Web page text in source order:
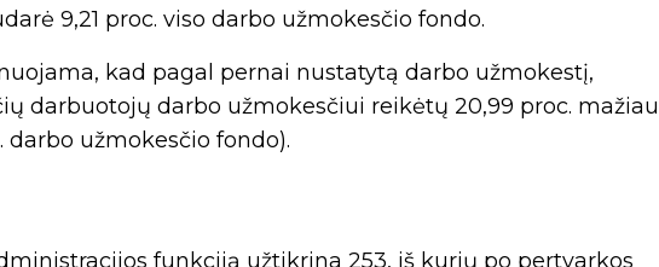
9,21 proc. viso darbo užmokesčio fondo.
kad pagal pernai nustatytą darbo užmokestį,
darbuotojų darbo užmokesčiui reikėtų 20,99 proc. mažiau
darbo užmokesčio fondo).
funkciją užtikrina 253, iš kurių po pertvarkos